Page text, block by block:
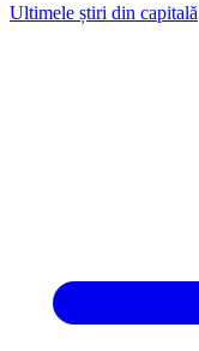
Ultimele știri din capitală